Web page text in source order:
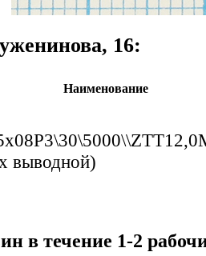
16:
Наименование
выводной)
в течение 1-2